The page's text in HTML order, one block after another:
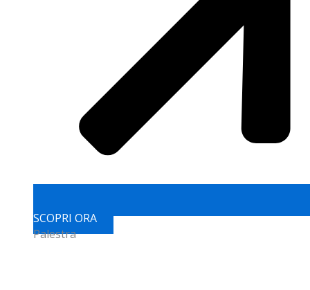
SCOPRI ORA
Palestra